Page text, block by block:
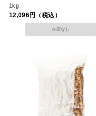
1kg
12,096円（税込）
在庫なし